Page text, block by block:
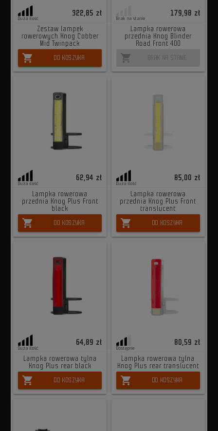
Duża ilość
322,85 zł
Zestaw lampek
rowerowych Knog Cobber
Mid Twinpack
shopping_cart DO KOSZYKA
Brak na stanie
179,98 zł
Lampka rowerowa
przednia Knog Blinder
Road Front 400
shopping_cart BRAK NA STANIE
Duża ilość
62,94 zł
Lampka rowerowa
przednia Knog Plus Front
black
shopping_cart DO KOSZYKA
Duża ilość
85,00 zł
Lampka rowerowa
przednia Knog Plus Front
translucent
shopping_cart DO KOSZYKA
Duża ilość
64,89 zł
Lampka rowerowa tylna
Knog Plus rear black
shopping_cart DO KOSZYKA
Dostępne
80,59 zł
Lampka rowerowa tylna
Knog Plus rear translucent
shopping_cart DO KOSZYKA